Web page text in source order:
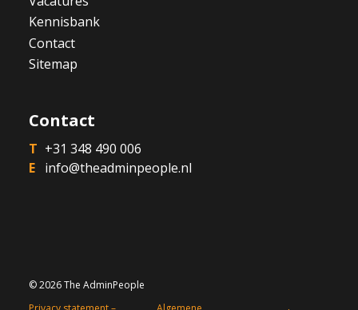
Kennisbank
Contact
Sitemap
Contact
+31 348 490 006
info@theadminpeople.nl
© 2026 The AdminPeople